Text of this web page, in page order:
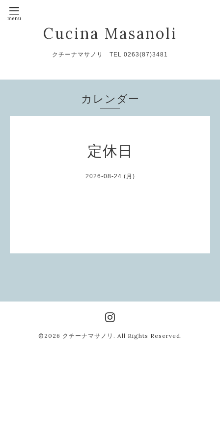
Cucina Masanoli
クチーナマサノリ TEL 0263(87)3481
カレンダー
定休日
2026-08-24 (月)
©2026 クチーナマサノリ . All Rights Reserved.